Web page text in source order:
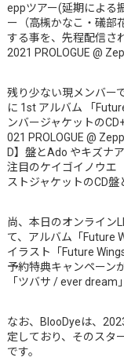
eppツアー(延期による
ー（高槻かなこ・礒部
する事を、先程配信さ
2021 PROLOGUE @
残り少ない現メンバー
に 1st アルバム 「
ンバージャケットの
021 PROLOGUE @
D】盤とAdo やキズナ
注目のケイゴイノウエ
ストジャケットのCD盤
尚、本日のオンライン
て、アルバム「Future
イラスト「Future
予約特典キャンペーン
「ツバサ / ever dream
なお、BlooDyeは、
定しており、そのスタ
です。